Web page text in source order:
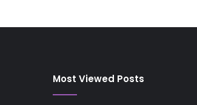
Most Viewed Posts